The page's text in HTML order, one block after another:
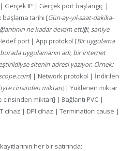
Gerçek IP | Gerçek port başlangıç |
başlama tarihi [Gün-ay-yıl-saat-dakika-
ne kadar devam ettiği, saniye
port | App protokol [Bir uygulama
uygulamanın adı, bir internet
sitenin adresi yazıyor. Örnek:
] | Network protokol | İndirilen
cinsinden miktarı] | Yüklenen miktar
miktarı] | Bağlantı PVC |
cihaz | DPI cihaz | Termination cause |
her bir satırında;